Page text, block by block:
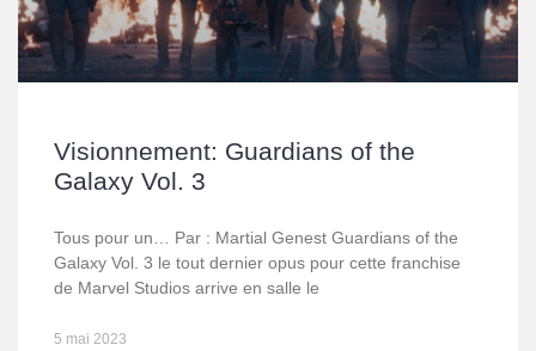
Visionnement: Guardians of the
Galaxy Vol. 3
Tous pour un… Par : Martial Genest Guardians of the
Galaxy Vol. 3 le tout dernier opus pour cette franchise
de Marvel Studios arrive en salle le
5 mai 2023